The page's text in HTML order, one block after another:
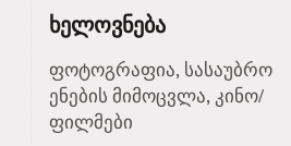
ხელოვნება
ფოტოგრაფია, სასაუბრო
ენების მიმოცვლა, კინო/
ფილმები